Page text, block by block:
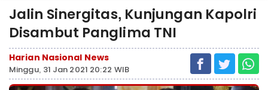
Jalin Sinergitas, Kunjungan Kapolri
Disambut Panglima TNI
Harian Nasional News
Minggu, 31 Jan 2021 20:22 WIB